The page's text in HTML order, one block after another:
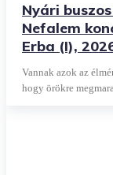
Nyári
Nefalem
Erba (I),
Vannak azok az
hogy örökre